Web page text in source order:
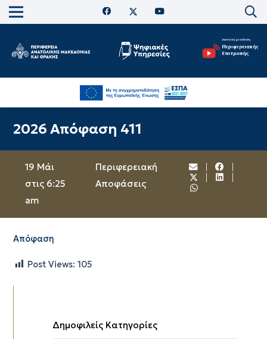
2026 Απόφαση 411
19 Μάι
στις 6:25
am
Περιφερειακή
Αποφάσεις
Απόφαση
Post Views: 105
Δημοφιλείς Κατηγορίες